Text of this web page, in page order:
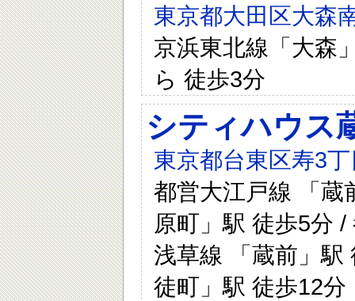
東京都大田区大森
京浜東北線「大森
ら 徒歩3分
シティハウス
東京都台東区寿3
都営大江戸線 「蔵
原町」駅 徒歩5分
浅草線 「蔵前」
徒町」駅 徒歩12分